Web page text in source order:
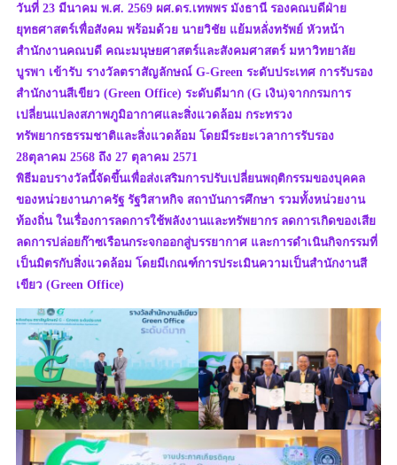
วันที่ 23 มีนาคม พ.ศ. 2569 ผศ.ดร.เทพพร มังธานี รองคณบดีฝ่าย
ยุทธศาสตร์เพื่อสังคม พร้อมด้วย นายวิชัย แย้มหลั่งทรัพย์ หัวหน้า
สำนักงานคณบดี คณะมนุษยศาสตร์และสังคมศาสตร์ มหาวิทยาลัย
บูรพา เข้ารับ รางวัลตราสัญลักษณ์ G-Green ระดับประเทศ การรับรอง
สำนักงานสีเขียว (Green Office) ระดับดีมาก (G เงิน)จากกรมการ
เปลี่ยนแปลงสภาพภูมิอากาศและสิ่งแวดล้อม กระทรวง
ทรัพยากรธรรมชาติและสิ่งแวดล้อม โดยมีระยะเวลาการรับรอง
28ตุลาคม 2568 ถึง 27 ตุลาคม 2571
พิธีมอบรางวัลนี้จัดขึ้นเพื่อส่งเสริมการปรับเปลี่ยนพฤติกรรมของบุคคล
ของหน่วยงานภาครัฐ รัฐวิสาหกิจ สถาบันการศึกษา รวมทั้งหน่วยงาน
ท้องถิ่น ในเรื่องการลดการใช้พลังงานและทรัพยากร ลดการเกิดของเสีย
ลดการปล่อยก๊าซเรือนกระจกออกสู่บรรยากาศ และการดำเนินกิจกรรมที่
เป็นมิตรกับสิ่งแวดล้อม โดยมีเกณฑ์การประเมินความเป็นสำนักงานสี
เขียว (Green Office)